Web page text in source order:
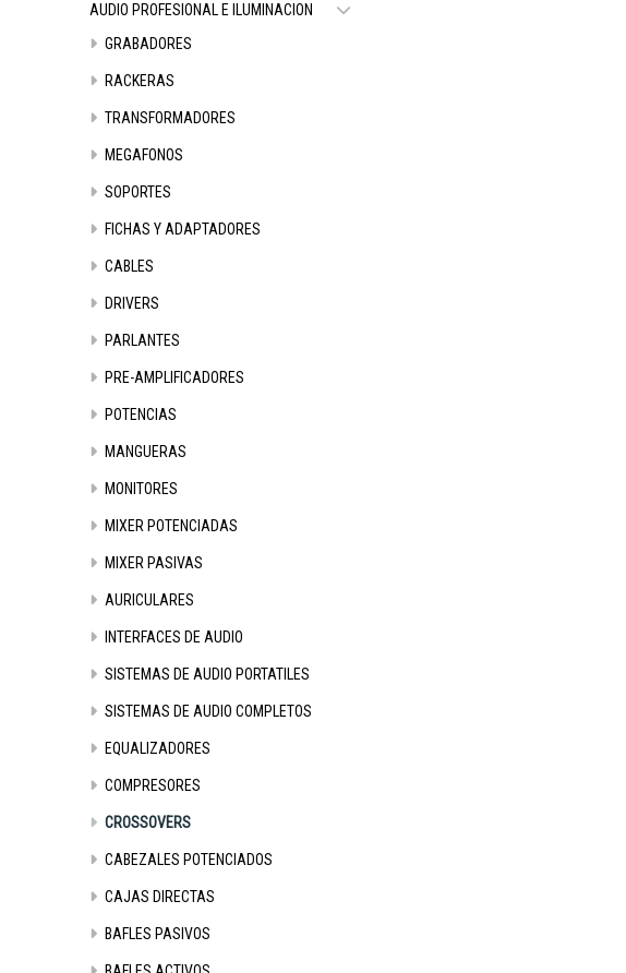
AUDIO PROFESIONAL E ILUMINACION
GRABADORES
RACKERAS
TRANSFORMADORES
MEGAFONOS
SOPORTES
FICHAS Y ADAPTADORES
CABLES
DRIVERS
PARLANTES
PRE-AMPLIFICADORES
POTENCIAS
MANGUERAS
MONITORES
MIXER POTENCIADAS
MIXER PASIVAS
AURICULARES
INTERFACES DE AUDIO
SISTEMAS DE AUDIO PORTATILES
SISTEMAS DE AUDIO COMPLETOS
EQUALIZADORES
COMPRESORES
CROSSOVERS
CABEZALES POTENCIADOS
CAJAS DIRECTAS
BAFLES PASIVOS